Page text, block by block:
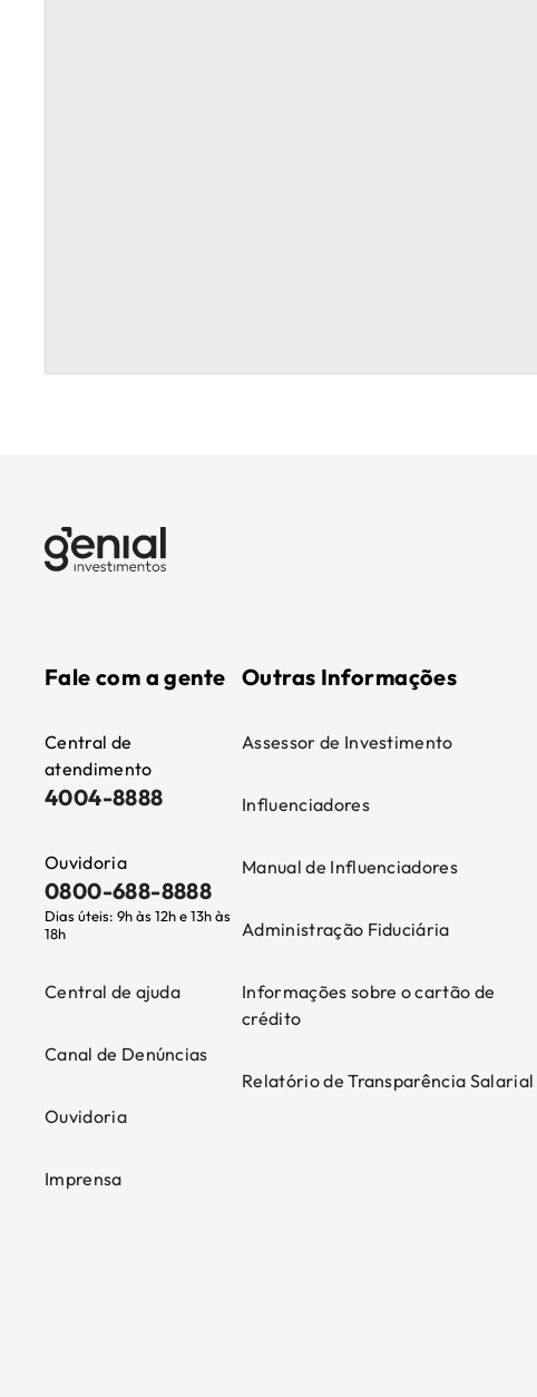
Fale com a gente
Central de
atendimento
4004-8888
Ouvidoria
0800-688-8888
Dias úteis: 9h às 12h e 13h às
18h
Central de ajuda
Canal de Denúncias
Ouvidoria
Imprensa
Outras Informações
Assessor de Investimento
Influenciadores
Manual de Influenciadores
Administração Fiduciária
Informações sobre o cartão de
crédito
Relatório de Transparência Salarial